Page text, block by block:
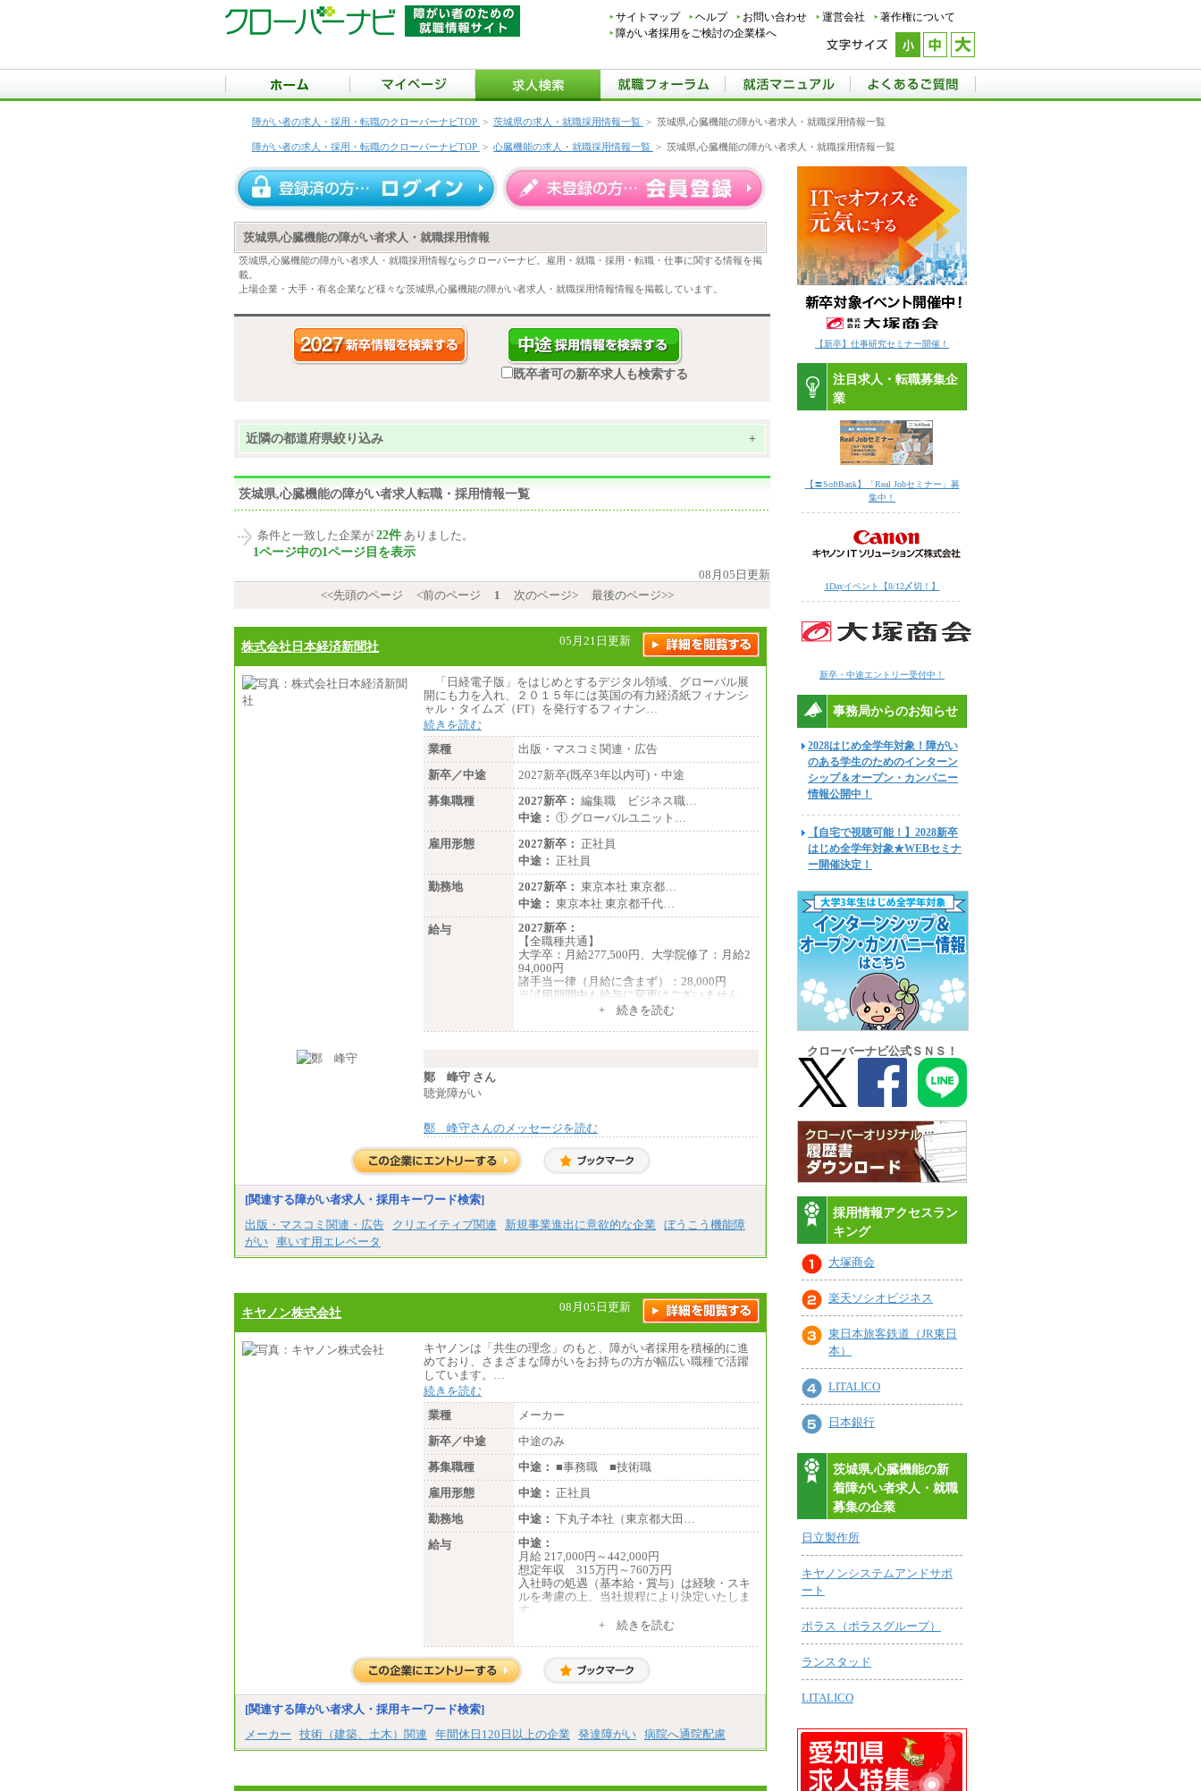
サイトマップ ヘルプ お問い合わせ 運営会社
著作権について
障がい者採用をご検討の企業様へ
障がい者の求人・採用・転職のクローバーナビTOP > 茨城県の求人・就職採用情報一覧 > 茨城県,心臓機能の障がい者求人・就職採用情報一覧
障がい者の求人・採用・転職のクローバーナビTOP > 心臓機能の求人・就職採用情報一覧 > 茨城県,心臓機能の障がい者求人・就職採用情報一覧
茨城県,心臓機能の障がい者求人・就職採用情報
茨城県,心臓機能の障がい者求人・就職採用情報ならクローバーナビ。雇用・就職・採用・転職・仕事に関する情報を掲
載。
上場企業・大手・有名企業など様々な茨城県,心臓機能の障がい者求人・就職採用情報情報を掲載しています。
既卒者可の新卒求人も検索する
近隣の都道府県絞り込み +
茨城県,心臓機能の障がい者求人転職・採用情報一覧
条件と一致した企業が 22件 ありました。
1ページ中の1ページ目を表示
08月05日更新
<<先頭のページ
<前のページ 1 次のページ> 最後のページ>>
株式会社日本経済新聞社 05月21日更新
「日経電子版」をはじめとするデジタル領域、グローバル展
開にも力を入れ、２０１５年には英国の有力経済紙フィナンシ
ャル・タイムズ（FT）を発行するフィナン…
続きを読む
業種
出版・マスコミ関連・広告
新卒／中途
2027新卒(既卒3年以内可)・中途
募集職種
2027新卒： 編集職 ビジネス職…
中途： ① グローバルユニット…
雇用形態
2027新卒： 正社員
中途： 正社員
勤務地
2027新卒： 東京本社 東京都…
中途： 東京本社 東京都千代…
給与
2027新卒：
【全職種共通】
大学卒：月給277,500円、大学院修了：月給2
94,000円
諸手当一律（月給に含まず）：28,000円
※試用期間中も給与に変更はございません
月給370,000円～
+ 続きを読む
鄭 峰守 さん
聴覚障がい
鄭 峰守さんのメッセージを読む
[関連する障がい者求人・採用キーワード検索]
出版・マスコミ関連・広告
クリエイティブ関連 新規事業進出に意欲的な企業
ぼうこう機能障
がい 車いす用エレベータ
キヤノン株式会社 08月05日更新
キヤノンは「共生の理念」のもと、障がい者採用を積極的に進
めており、さまざまな障がいをお持ちの方が幅広い職種で活躍
しています。…
続きを読む
業種
メーカー
新卒／中途
中途のみ
募集職種
中途： ■事務職 ■技術職
雇用形態
中途： 正社員
勤務地
中途： 下丸子本社（東京都大田…
給与
中途：
月給 217,000円～442,000円
想定年収 315万円～760万円
入社時の処遇（基本給・賞与）は経験・スキ
ルを考慮の上、当社規程により決定いたしま
す。
経験・スキルによっては、記載額を超える場
※試用期間中も給与に変更はございません。
+ 続きを読む
[関連する障がい者求人・採用キーワード検索]
メーカー
技術（建築、土木）関連 年間休日120日以上の企業 発達障がい 病院へ通院配慮
【新卒】仕事研究セミナー開催！
注目求人・転職募集企
業
【〓SoftBank】「Real Jobセミナー」募
集中！
1Dayイベント【8/12〆切！】
新卒・中途エントリー受付中！
事務局からのお知らせ
2028はじめ全学年対象！障がい
のある学生のためのインターン
シップ＆オープン・カンパニー
情報公開中！
【自宅で視聴可能！】2028新卒
はじめ全学年対象★WEBセミナ
ー開催決定！
クローバーナビ公式ＳＮＳ！
採用情報アクセスラン
キング
大塚商会
楽天ソシオビジネス
東日本旅客鉄道（JR東日
本）
LITALICO
日本銀行
茨城県,心臓機能の新
着障がい者求人・就職
募集の企業
日立製作所
キヤノンシステムアンドサポ
ート
ポラス（ポラスグループ）
ランスタッド
LITALICO